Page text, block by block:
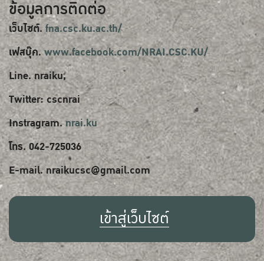
ข้อมูลการติดต่อ
เว็บไซต์.fna.csc.ku.ac.th/
เฟสบุ๊ค.www.facebook.com/NRAI.CSC.KU/
Line. nraiku,
Twitter: cscnrai
Instragram.nrai.ku
โทร. 042-725036
E-mail. nraikucsc@gmail.com
เข้าสู่เว็บไซต์